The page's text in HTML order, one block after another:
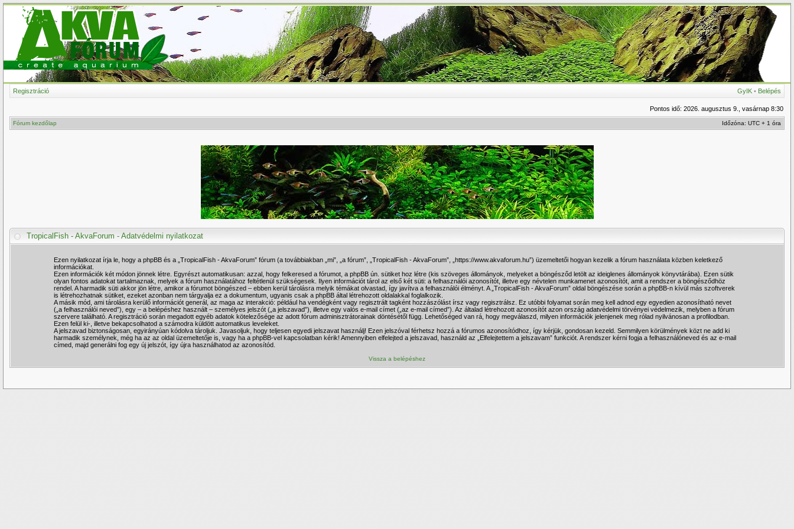
GyIK • Belépés
Regisztráció
Pontos idő: 2026. augusztus 9., vasárnap 8:30
Fórum kezdőlap Időzóna: UTC + 1 óra
TropicalFish - AkvaForum - Adatvédelmi nyilatkozat
Ezen nyilatkozat írja le, hogy a phpBB és a „TropicalFish - AkvaForum” fórum (a továbbiakban „mi”, „a fórum”, „TropicalFish - AkvaForum”, „https://www.akvaforum.hu”) üzemeltetői hogyan kezelik a fórum használata közben keletkező
információkat.
Ezen információk két módon jönnek létre. Egyrészt automatikusan: azzal, hogy felkeresed a fórumot, a phpBB ún. sütiket hoz létre (kis szöveges állományok, melyeket a böngésződ letölt az ideiglenes állományok könyvtárába). Ezen sütik
olyan fontos adatokat tartalmaznak, melyek a fórum használatához feltétlenül szükségesek. Ilyen információt tárol az első két süti: a felhasználói azonosítót, illetve egy névtelen munkamenet azonosítót, amit a rendszer a böngésződhöz
rendel. A harmadik süti akkor jön létre, amikor a fórumot böngészed – ebben kerül tárolásra melyik témákat olvastad, így javítva a felhasználói élményt. A „TropicalFish - AkvaForum” oldal böngészése során a phpBB-n kívül más szoftverek
is létrehozhatnak sütiket, ezeket azonban nem tárgyalja ez a dokumentum, ugyanis csak a phpBB által létrehozott oldalakkal foglalkozik.
A másik mód, ami tárolásra kerülő információt generál, az maga az interakció: például ha vendégként vagy regisztrált tagként hozzászólást írsz vagy regisztrálsz. Ez utóbbi folyamat során meg kell adnod egy egyedien azonosítható nevet
(„a felhasználói neved”), egy – a belépéshez használt – személyes jelszót („a jelszavad”), illetve egy valós e-mail címet („az e-mail címed”). Az általad létrehozott azonosítót azon ország adatvédelmi törvényei védelmezik, melyben a fórum
szervere található. A regisztráció során megadott egyéb adatok kötelezősége az adott fórum adminisztrátorainak döntésétől függ. Lehetőséged van rá, hogy megválaszd, milyen információk jelenjenek meg rólad nyilvánosan a profilodban.
Ezen felül ki-, illetve bekapcsolhatod a számodra küldött automatikus leveleket.
A jelszavad biztonságosan, egyirányúan kódolva tároljuk. Javasoljuk, hogy teljesen egyedi jelszavat használj! Ezen jelszóval férhetsz hozzá a fórumos azonosítódhoz, így kérjük, gondosan kezeld. Semmilyen körülmények közt ne add ki
harmadik személynek, még ha az az oldal üzemeltetője is, vagy ha a phpBB-vel kapcsolatban kérik! Amennyiben elfelejted a jelszavad, használd az „Elfelejtettem a jelszavam” funkciót. A rendszer kérni fogja a felhasználóneved és az e-mail
címed, majd generálni fog egy új jelszót, így újra használhatod az azonosítód.
Vissza a belépéshez